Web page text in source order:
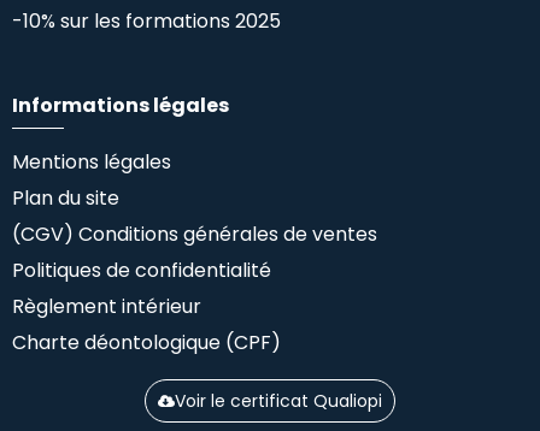
-10% sur les formations 2025
Informations légales
Mentions légales
Plan du site
(CGV) Conditions générales de ventes
Politiques de confidentialité
Règlement intérieur
Charte déontologique (CPF)
Voir le certificat Qualiopi